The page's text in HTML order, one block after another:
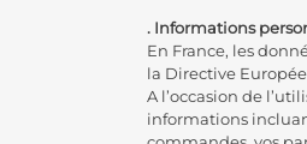
. Informations
En France, les
la Directive
A l’occasion de
informations